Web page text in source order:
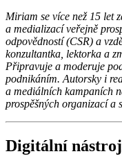
Miriam se více než 15 let
a medializací veřejně
odpovědností (CSR) a
konzultantka, lektorka a
Připravuje a moderuje
podnikáním. Autorsky i
a mediálních kampaních
prospěšných organizací a
Digitální